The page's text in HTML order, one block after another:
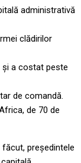
administrativă
clădirilor
și a costat peste
de comandă.
de 70 de
președintele